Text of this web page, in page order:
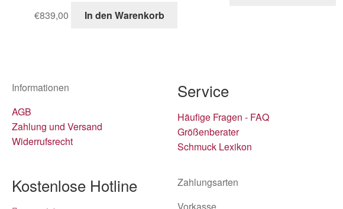
€839,00 In den Warenkorb
Informationen
AGB
Zahlung und Versand
Widerrufsrecht
Service
Häufige Fragen - FAQ
Größenberater
Schmuck Lexikon
Kostenlose Hotline
Zahlungsarten